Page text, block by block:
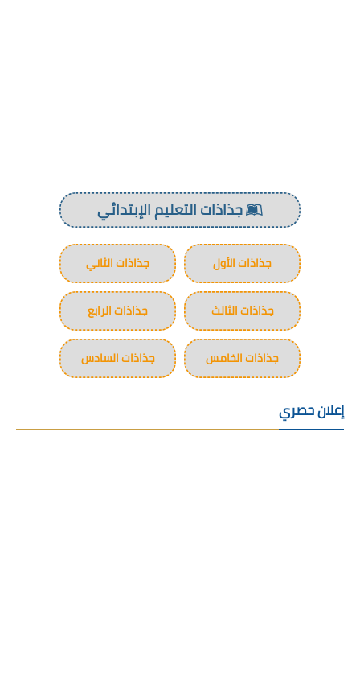
جذاذات التعليم الإبتدائي
جذاذات الأول جذاذات الثاني
جذاذات الثالث جذاذات الرابع
جذاذات الخامس جذاذات السادس
إعلان حصري